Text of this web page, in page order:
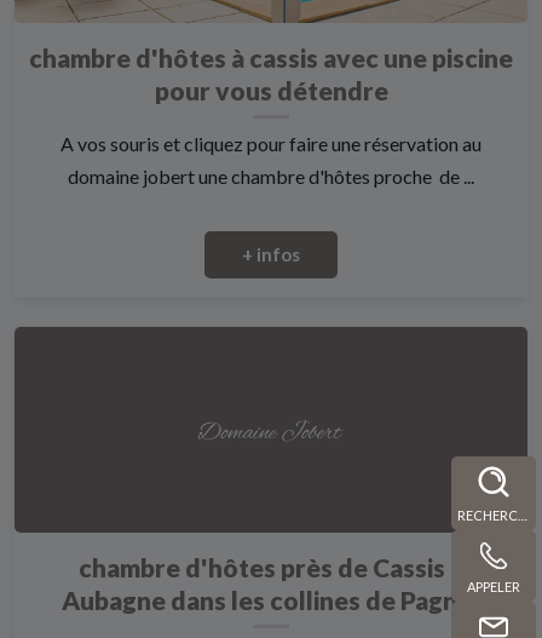
APPELER
chambre d'hôtes à cassis avec une piscine
pour vous détendre
A vos souris et cliquez pour faire une réservation au
domaine jobert une chambre d'hôtes proche de ...
+ infos
chambre d'hôtes près de Cassis à
Aubagne dans les collines de Pagnol